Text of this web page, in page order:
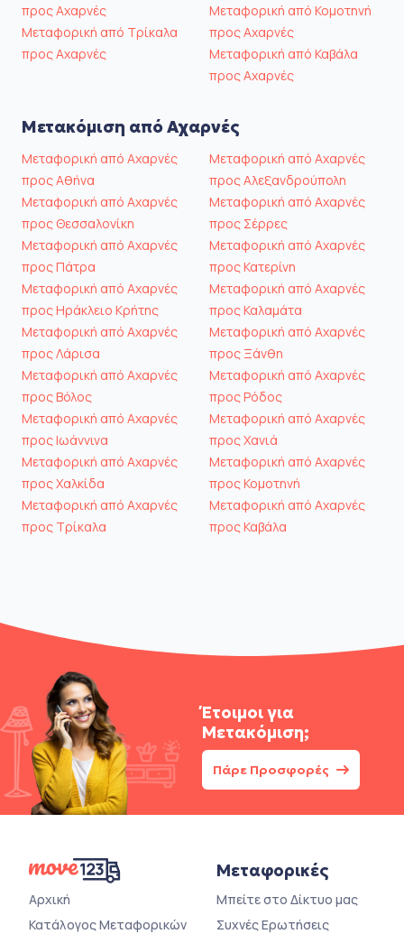
προς Αχαρνές
Μεταφορική από Τρίκαλα
προς Αχαρνές
Μεταφορική από Κομοτηνή
προς Αχαρνές
Μεταφορική από Καβάλα
προς Αχαρνές
Μετακόμιση από Αχαρνές
Μεταφορική από Αχαρνές
προς Αθήνα
Μεταφορική από Αχαρνές
προς Θεσσαλονίκη
Μεταφορική από Αχαρνές
προς Πάτρα
Μεταφορική από Αχαρνές
προς Ηράκλειο Κρήτης
Μεταφορική από Αχαρνές
προς Λάρισα
Μεταφορική από Αχαρνές
προς Βόλος
Μεταφορική από Αχαρνές
προς Ιωάννινα
Μεταφορική από Αχαρνές
προς Χαλκίδα
Μεταφορική από Αχαρνές
προς Τρίκαλα
Μεταφορική από Αχαρνές
προς Αλεξανδρούπολη
Μεταφορική από Αχαρνές
προς Σέρρες
Μεταφορική από Αχαρνές
προς Κατερίνη
Μεταφορική από Αχαρνές
προς Καλαμάτα
Μεταφορική από Αχαρνές
προς Ξάνθη
Μεταφορική από Αχαρνές
προς Ρόδος
Μεταφορική από Αχαρνές
προς Χανιά
Μεταφορική από Αχαρνές
προς Κομοτηνή
Μεταφορική από Αχαρνές
προς Καβάλα
Έτοιμοι για
Μετακόμιση;
Πάρε Προσφορές
Αρχική
Κατάλογος Μεταφορικών
Μεταφορικές
Μπείτε στο Δίκτυο μας
Συχνές Ερωτήσεις